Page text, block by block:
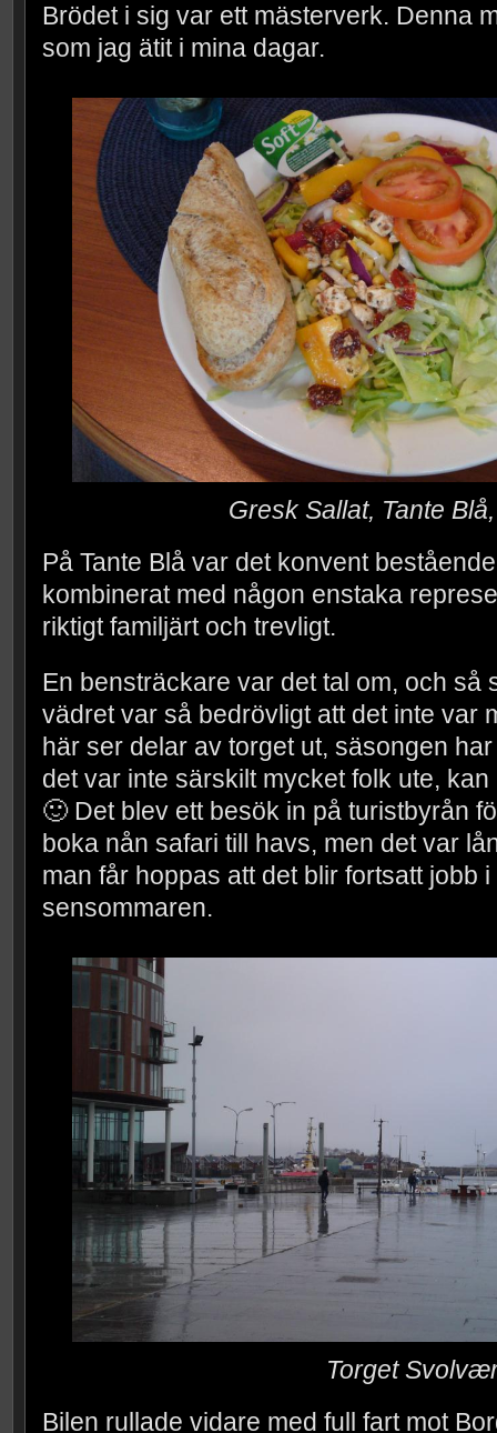
Brödet i sig var ett mästerverk. Denna
som jag ätit i mina dagar.
Gresk Sallat, Tante
På Tante Blå var det konvent
kombinerat med någon enstaka
riktigt familjärt och trevligt.
En bensträckare var det tal om, och så
vädret var så bedrövligt att det inte var
här ser delar av torget ut, säsongen
det var inte särskilt mycket folk ute,
🙂 Det blev ett besök in på turistbyrån
boka nån safari till havs, men det var
man får hoppas att det blir fortsatt jobb
sensommaren.
Torget
Bilen rullade vidare med full fart mot